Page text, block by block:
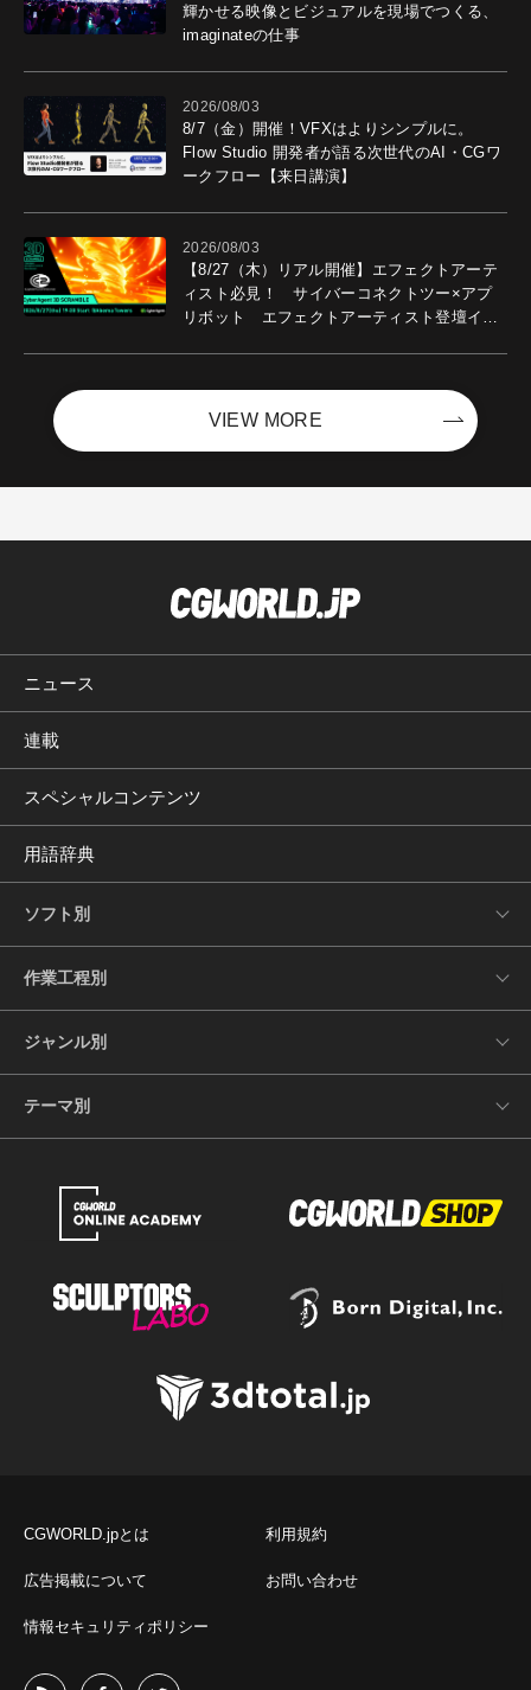
輝かせる映像とビジュアルを現場でつくる、
imaginateの仕事
2026/08/03
8/7（金）開催！VFXはよりシンプルに。
Flow Studio 開発者が語る次世代のAI・CGワ
ークフロー【来日講演】
2026/08/03
【8/27（木）リアル開催】エフェクトアーテ
ィスト必見！ サイバーコネクトツー×アプ
リボット エフェクトアーティスト登壇イベ
VIEW MORE
ニュース
連載
スペシャルコンテンツ
用語辞典
ソフト別
作業工程別
ジャンル別
テーマ別
CGWORLD.jpとは 利用規約
広告掲載について お問い合わせ
情報セキュリティポリシー